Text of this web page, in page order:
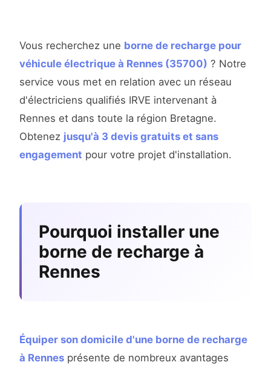
Vous recherchez une borne de recharge pour
véhicule électrique à Rennes (35700) ? Notre
service vous met en relation avec un réseau
d'électriciens qualifiés IRVE intervenant à
Rennes et dans toute la région Bretagne.
Obtenez jusqu'à 3 devis gratuits et sans
engagement pour votre projet d'installation.
Pourquoi installer une
borne de recharge à
Rennes
Équiper son domicile d'une borne de recharge
à Rennes présente de nombreux avantages